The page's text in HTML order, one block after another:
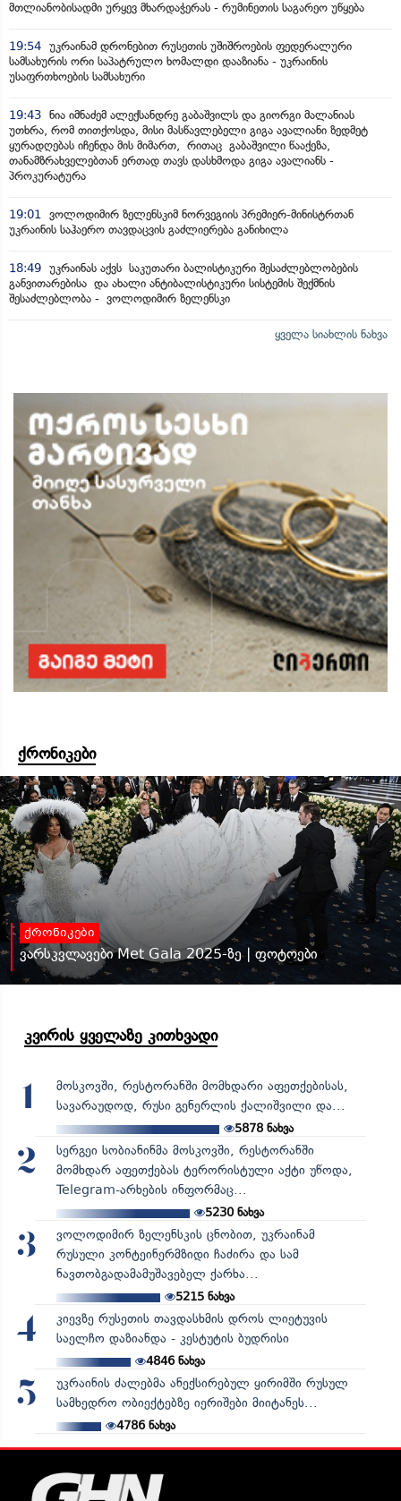
მთლიანობისადმი ურყევ მხარდაჭერას - რუმინეთის საგარეო უწყება
19:54 უკრაინამ დრონებით რუსეთის უშიშროების ფედერალური
სამსახურის ორი საპატრულო ხომალდი დააზიანა - უკრაინის
უსაფრთხოების სამსახური
19:43 ნია იმნაძემ ალექსანდრე გაბაშვილს და გიორგი მალანიას
უთხრა, რომ თითქოსდა, მისი მასწავლებელი გიგა ავალიანი ზედმეტ
ყურადღებას იჩენდა მის მიმართ, რითაც გაბაშვილი წააქეზა,
თანამზრახველებთან ერთად თავს დასხმოდა გიგა ავალიანს -
პროკურატურა
19:01 ვოლოდიმირ ზელენსკიმ ნორვეგიის პრემიერ-მინისტრთან
უკრაინის საჰაერო თავდაცვის გაძლიერება განიხილა
18:49 უკრაინას აქვს საკუთარი ბალისტიკური შესაძლებლობების
განვითარებისა და ახალი ანტიბალისტიკური სისტემის შექმნის
შესაძლებლობა - ვოლოდიმირ ზელენსკი
ყველა სიახლის ნახვა
ქრონიკები
ქრონიკები
ვარსკვლავები Met Gala 2025-ზე | ფოტოები
კვირის ყველაზე კითხვადი
1
მოსკოვში, რესტორანში მომხდარი აფეთქებისას,
სავარაუდოდ, რუსი გენერლის ქალიშვილი და...
5878 ნახვა
2
სერგეი სობიანინმა მოსკოვში, რესტორანში
მომხდარ აფეთქებას ტერორისტული აქტი უწოდა,
Telegram-არხების ინფორმაც...
5230ნახვა
3
ვოლოდიმირ ზელენსკის ცნობით, უკრაინამ
რუსული კონტეინერმზიდი ჩაძირა და სამ
ნავთობგადამამუშავებელ ქარხა...
5215ნახვა
4
კიევზე რუსეთის თავდასხმის დროს ლიეტუვის
საელჩო დაზიანდა - კესტუტის ბუდრისი
4846ნახვა
5
უკრაინის ძალებმა ანექსირებულ ყირიმში რუსულ
სამხედრო ობიექტებზე იერიშები მიიტანეს...
4786ნახვა